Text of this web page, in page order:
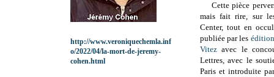
Cette pièce
mais fait rire, sur
Center, tout en
publiée par les
Vitez avec le
Lettres, avec le
Paris et introduite
http://www.veroniquechemla.inf
o/2022/04/la-mort-de-jeremy-
cohen.html